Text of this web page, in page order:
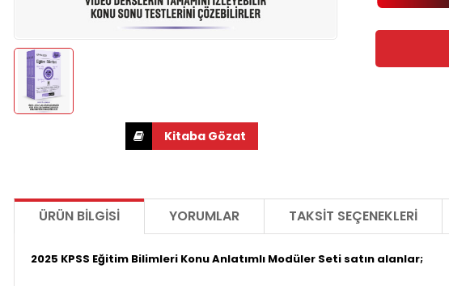
ÜRÜN BILGISI YORUMLAR TAKSIT SEÇENEKLERI
2025 KPSS Eğitim Bilimleri Konu Anlatımlı Modüler Seti satın alanlar;